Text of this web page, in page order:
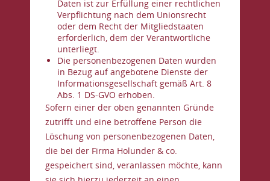
Daten ist zur Erfüllung einer rechtlichen
Verpflichtung nach dem Unionsrecht
oder dem Recht der Mitgliedstaaten
erforderlich, dem der Verantwortliche
unterliegt.
Die personenbezogenen Daten wurden
in Bezug auf angebotene Dienste der
Informationsgesellschaft gemäß Art. 8
Abs. 1 DS-GVO erhoben.
Sofern einer der oben genannten Gründe
zutrifft und eine betroffene Person die
Löschung von personenbezogenen Daten,
die bei der Firma Holunder & co.
gespeichert sind, veranlassen möchte, kann